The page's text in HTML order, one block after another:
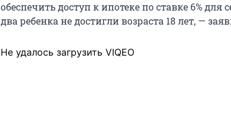
обеспечить доступ к ипотеке по ставке 6%
два ребенка не достигли возраста 18 лет, —
Не удалось загрузить VIQEO